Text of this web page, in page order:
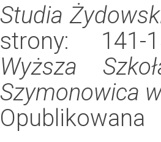
Studia
strony:
Wyższa
Szymonowica
Opublikowana